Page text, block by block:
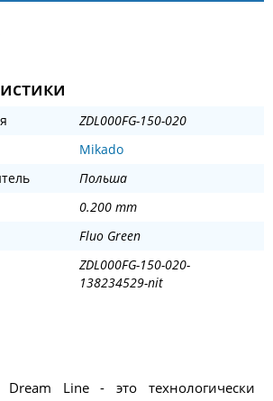
ZDL000FG-150-020
Mikado
Польша
0.200 mm
Fluo Green
ZDL000FG-150-020-
138234529-nit
Dream Line - это технологически